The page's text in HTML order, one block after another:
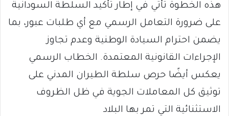
هذه الخطوة تأتي في إطار تأكيد السلطة السودانية
على ضرورة التعامل الرسمي مع أي طلبات عبور، بما
يضمن احترام السيادة الوطنية وعدم تجاوز
الإجراءات القانونية المعتمدة. الخطاب الرسمي
يعكس أيضًا حرص سلطة الطيران المدني على
توثيق كل المعاملات الجوية في ظل الظروف
الاستثنائية التي تمر بها البلاد